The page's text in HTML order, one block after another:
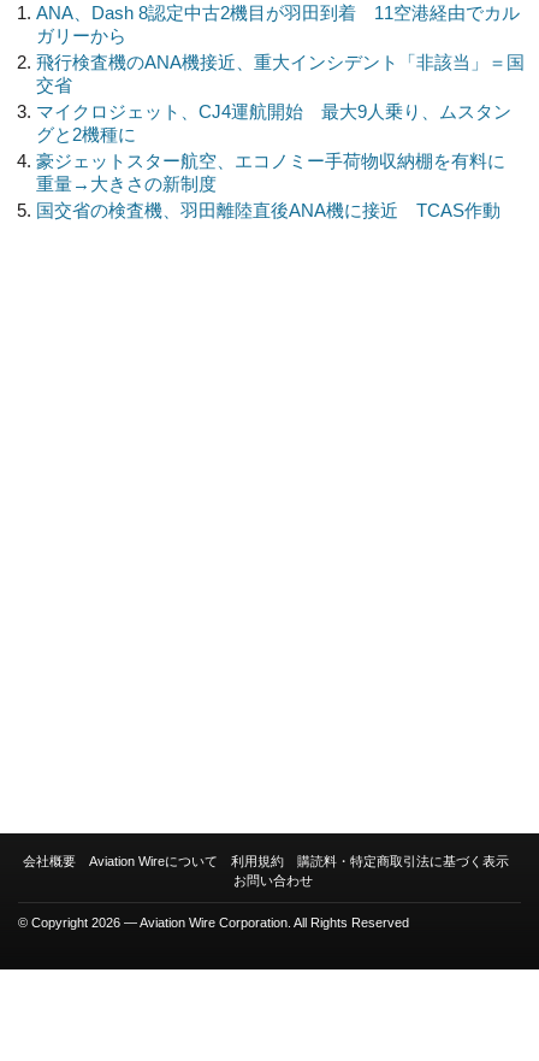
ANA、Dash 8認定中古2機目が羽田到着 11空港経由でカル
ガリーから
飛行検査機のANA機接近、重大インシデント「非該当」＝国
交省
マイクロジェット、CJ4運航開始 最大9人乗り、ムスタン
グと2機種に
豪ジェットスター航空、エコノミー手荷物収納棚を有料に
重量→大きさの新制度
国交省の検査機、羽田離陸直後ANA機に接近 TCAS作動
会社概要 Aviation Wireについて 利用規約
購読料・特定商取引法に基づく表示
お問い合わせ
© Copyright 2026 — Aviation Wire Corporation. All Rights Reserved